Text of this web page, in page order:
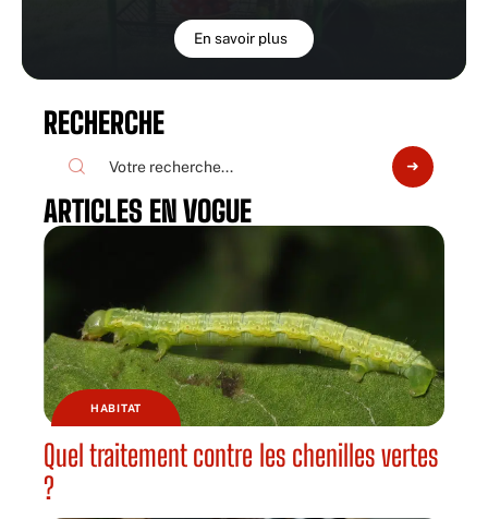
En savoir plus
RECHERCHE
ARTICLES EN VOGUE
HABITAT
Quel traitement contre les chenilles vertes
?